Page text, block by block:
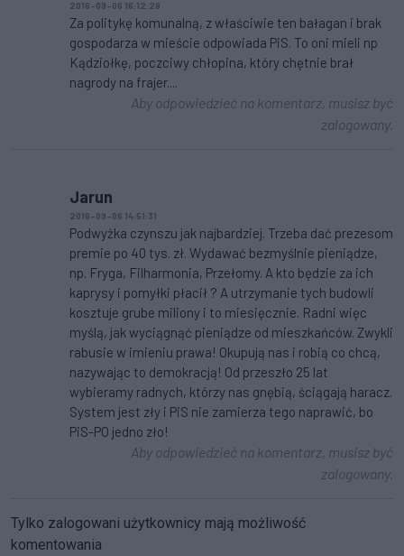
2016-09-06 16:12:28
Za politykę komunalną, z właściwie ten bałagan i brak
gospodarza w mieście odpowiada PiS. To oni mieli np
Kądziołkę, poczciwy chłopina, który chętnie brał
nagrody na frajer....
Aby odpowiedzieć na komentarz, musisz być
zalogowany.
Jarun
2016-09-06 14:51:31
Podwyżka czynszu jak najbardziej. Trzeba dać prezesom
premie po 40 tys. zł. Wydawać bezmyślnie pieniądze,
np. Fryga, Filharmonia, Przełomy. A kto będzie za ich
kaprysy i pomyłki płacił ? A utrzymanie tych budowli
kosztuje grube miliony i to miesięcznie. Radni więc
myślą, jak wyciągnąć pieniądze od mieszkańców. Zwykli
rabusie w imieniu prawa! Okupują nas i robią co chcą,
nazywając to demokracją! Od przeszło 25 lat
wybieramy radnych, którzy nas gnębią, ściągają haracz.
System jest zły i PiS nie zamierza tego naprawić, bo
PiS-PO jedno zło!
Aby odpowiedzieć na komentarz, musisz być
zalogowany.
Tylko zalogowani użytkownicy mają możliwość
komentowania